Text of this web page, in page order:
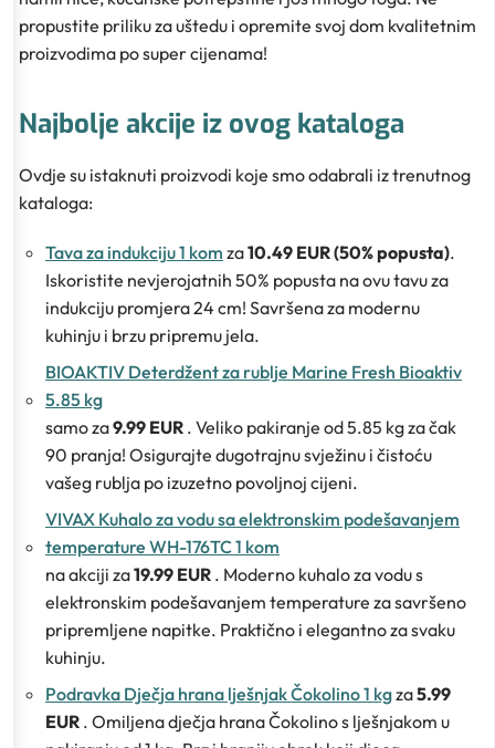
propustite priliku za uštedu i opremite svoj dom kvalitetnim
proizvodima po super cijenama!
Najbolje akcije iz ovog kataloga
Ovdje su istaknuti proizvodi koje smo odabrali iz trenutnog
kataloga:
Tava za indukciju 1 kom za10.49 EUR (50% popusta).
Iskoristite nevjerojatnih 50% popusta na ovu tavu za
indukciju promjera 24 cm! Savršena za modernu
kuhinju i brzu pripremu jela.
BIOAKTIV Deterdžent za rublje Marine Fresh Bioaktiv
5.85 kg
samo za9.99 EUR . Veliko pakiranje od 5.85 kg za čak
90 pranja! Osigurajte dugotrajnu svježinu i čistoću
vašeg rublja po izuzetno povoljnoj cijeni.
VIVAX Kuhalo za vodu sa elektronskim podešavanjem
temperature WH-176TC 1 kom
na akciji za19.99 EUR . Moderno kuhalo za vodu s
elektronskim podešavanjem temperature za savršeno
pripremljene napitke. Praktično i elegantno za svaku
kuhinju.
Podravka Dječja hrana lješnjak Čokolino 1 kgza5.99
EUR . Omiljena dječja hrana Čokolino s lješnjakom u